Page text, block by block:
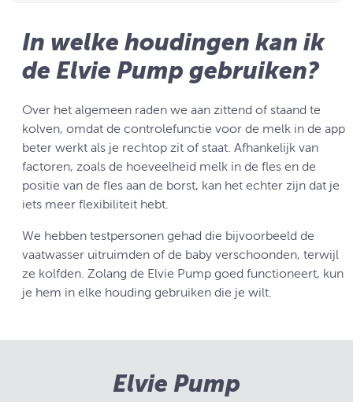
In welke houdingen kan ik
de Elvie Pump gebruiken?
Over het algemeen raden we aan zittend of staand te
kolven, omdat de controlefunctie voor de melk in de app
beter werkt als je rechtop zit of staat. Afhankelijk van
factoren, zoals de hoeveelheid melk in de fles en de
positie van de fles aan de borst, kan het echter zijn dat je
iets meer flexibiliteit hebt.
We hebben testpersonen gehad die bijvoorbeeld de
vaatwasser uitruimden of de baby verschoonden, terwijl
ze kolfden. Zolang de Elvie Pump goed functioneert, kun
je hem in elke houding gebruiken die je wilt.
Elvie Pump